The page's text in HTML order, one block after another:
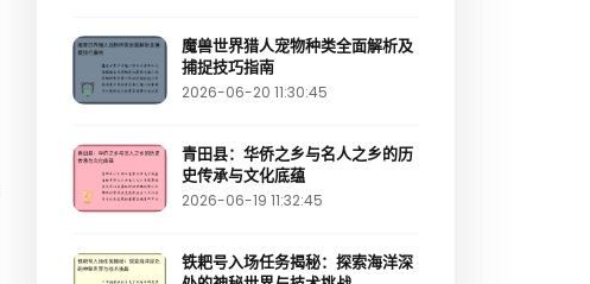
魔兽世界猎人宠物种类全面解析及
捕捉技巧指南
2026-06-20 11:30:45
青田县：华侨之乡与名人之乡的历
史传承与文化底蕴
2026-06-19 11:32:45
铁耙号入场任务揭秘：探索海洋深